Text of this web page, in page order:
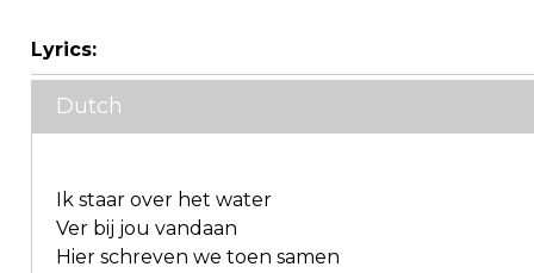
Lyrics:
Dutch
Ik staar over het water
Ver bij jou vandaan
Hier schreven we toen samen